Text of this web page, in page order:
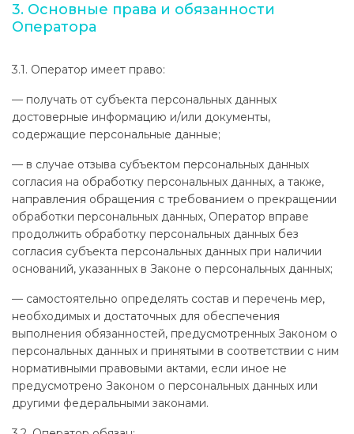
3. Основные права и обязанности
Оператора
3.1. Оператор имеет право:
— получать от субъекта персональных данных
достоверные информацию и/или документы,
содержащие персональные данные;
— в случае отзыва субъектом персональных данных
согласия на обработку персональных данных, а также,
направления обращения с требованием о прекращении
обработки персональных данных, Оператор вправе
продолжить обработку персональных данных без
согласия субъекта персональных данных при наличии
оснований, указанных в Законе о персональных данных;
— самостоятельно определять состав и перечень мер,
необходимых и достаточных для обеспечения
выполнения обязанностей, предусмотренных Законом о
персональных данных и принятыми в соответствии с ним
нормативными правовыми актами, если иное не
предусмотрено Законом о персональных данных или
другими федеральными законами.